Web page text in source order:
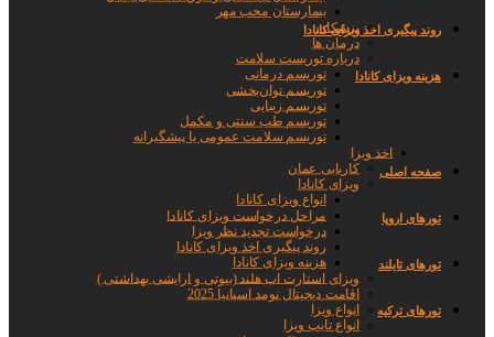
روند پیگیری اخذ ویزای کانادا
هزینه ویزای کانادا
صفحه اصلی
تورهای اروپا
تورهای تایلند
تورهای ترکیه
بیمارستان محب مهر
پزشکان
درمان ها
درباره توریست سلامت
توریسم درمانی
توریسم توان‌بخشی
توریسم زیبایی
توریسم طب سنتی و مکمل
توریسم سلامت عمومی یا پیشگیرانه
اخذ ویزا
کاریابی عمان
ویزای کانادا
انواع ویزای کانادا
مراحل درخواست ویزای کانادا
درخواست تجدید نظر ویزا
روند پیگیری اخذ ویزای کانادا
هزینه ویزای کانادا
ویزای استارت اپ هلند (بیوتی و ارایشی بهداشتی )
اقامت دیجیتال نومد اسپانیا 2025
انواع ویزا
انواع تایپ ویزا